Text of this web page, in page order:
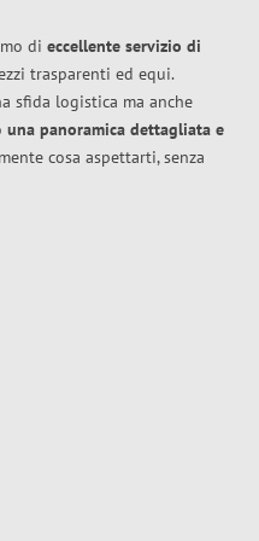
di eccellente servizio di
trasparenti ed equi.
sfida logistica ma anche
una panoramica dettagliata e
cosa aspettarti, senza